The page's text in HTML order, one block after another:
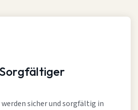
sicher und sorgfältig in